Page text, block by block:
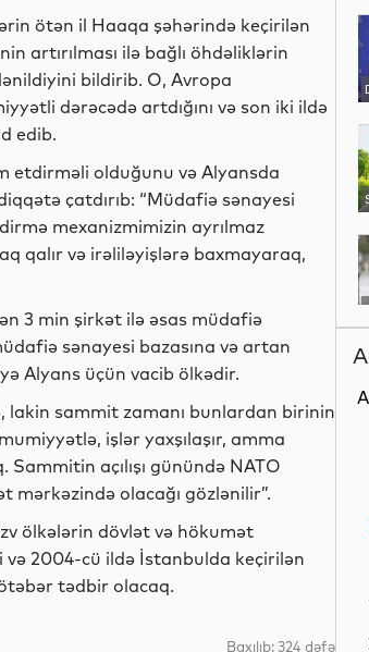
ötən il Haaqa şəhərində keçirilən
artırılması ilə bağlı öhdəliklərin
bildirib. O, Avropa
dərəcədə artdığını və son iki ildə
edib.
etdirməli olduğunu və Alyansda
çatdırıb: “Müdafiə sənayesi
mexanizmimizin ayrılmaz
qalır və irəliləyişlərə baxmayaraq,
3 min şirkət ilə əsas müdafiə
sənayesi bazasına və artan
Alyans üçün vacib ölkədir.
sammit zamanı bunlardan birinin
işlər yaxşılaşır, amma
açılışı günündə NATO
mərkəzində olacağı gözlənilir”.
ölkələrin dövlət və hökumət
və 2004-cü ildə İstanbulda keçirilən
tədbir olacaq.
Baxılıb: 324 dəfə